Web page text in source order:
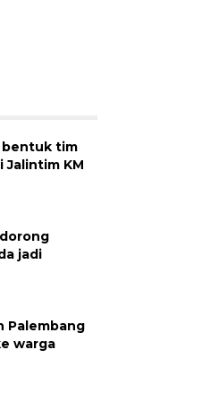
bentuk tim
Jalintim KM
jadi
Palembang
warga